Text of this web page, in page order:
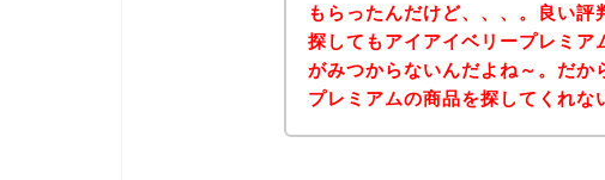
もらったんだけど、、、。良い評
探してもアイアイベリープレミア
がみつからないんだよね～。だか
プレミアムの商品を探してくれな